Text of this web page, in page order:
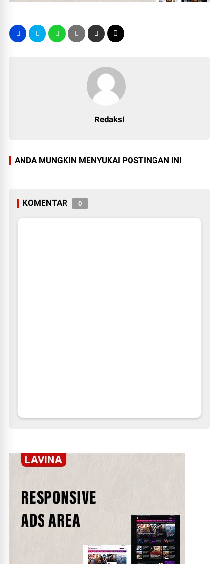
Redaksi
ANDA MUNGKIN MENYUKAI POSTINGAN INI
KOMENTAR 0